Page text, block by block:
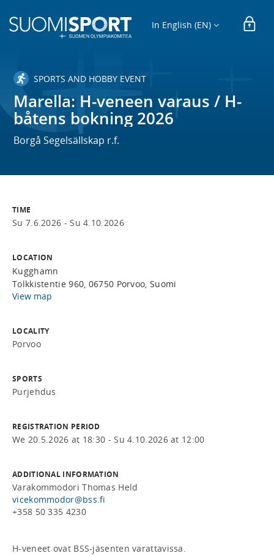
In English (EN)
SPORTS AND HOBBY EVENT
Marella: H-veneen varaus / H-
båtens bokning 2026
Borgå Segelsällskap r.f.
TIME
Su 7.6.2026 -Su 4.10.2026
LOCATION
Kugghamn
Tolkkistentie 960, 06750 Porvoo, Suomi
View map
LOCALITY
Porvoo
SPORTS
Purjehdus
REGISTRATION PERIOD
We 20.5.2026 at 18:30 - Su 4.10.2026 at 12:00
ADDITIONAL INFORMATION
Varakommodori Thomas Held
vicekommodor@bss.fi
+358 50 335 4230
H-veneet ovat BSS-jäsenten varattavissa.